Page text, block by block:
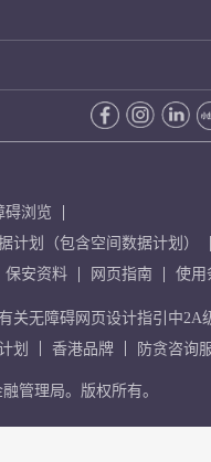
碍浏览
计划（包含空间数据计划）
保安资料 网页指南 使用
关无障碍网页设计指引中2A
划
香港品牌 防贪咨询
管理局。版权所有。